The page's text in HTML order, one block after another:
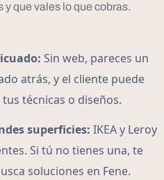
que vales lo que cobras.
Sin web, pareces un
atrás, y el cliente puede
técnicas o diseños.
superficies: IKEA y Leroy
Si tú no tienes una, te
soluciones en Fene.